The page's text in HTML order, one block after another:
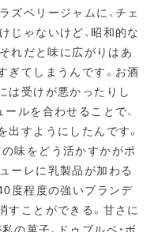
ズベリージャムに、チェ
じゃないけど、昭和的な
れだと味に広がりはあ
ぎてしまうんです。お酒
は受けが悪かったりし
ルを合わせることで、
出すようにしたんです。
味をどう活かすかがポ
ーレに乳製品が加わる
度程度の強いブランデ
すことができる。甘さに